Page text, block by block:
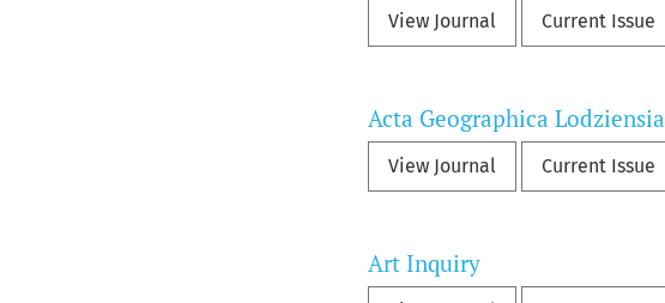
View Journal Current Issue
Acta Geographica Lodziensia
View Journal Current Issue
Art Inquiry